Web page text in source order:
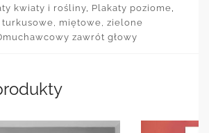
kwiaty i rośliny, Plakaty poziome,
turkusowe, miętowe, zielone
zawrót głowy